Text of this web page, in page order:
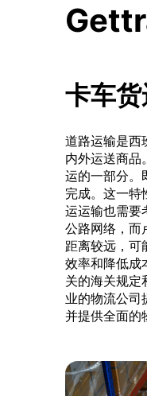
卡车
道路运输是西
内外运送商品
运的一部分。
完成。这一特
运运输也需要
公路网络，而
距离较远，可
效率和降低成
关的海关规定
业的物流公
并提供全面的